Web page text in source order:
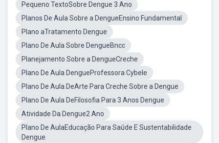
Pequeno TextoSobre Dengue 3 Ano
Planos De Aula Sobre a DengueEnsino Fundamental
Plano aTratamento Dengue
Plano De Aula Sobre DengueBncc
Planejamento Sobre a DengueCreche
Plano De Aula DengueProfessora Cybele
Plano De Aula DeArte Para Creche Sobre a Dengue
Plano De Aula DeFilosofia Para 3 Anos Dengue
Atividade Da Dengue2 Ano
Plano De AulaEducação Para Saúde E Sustentabilidade
Dengue